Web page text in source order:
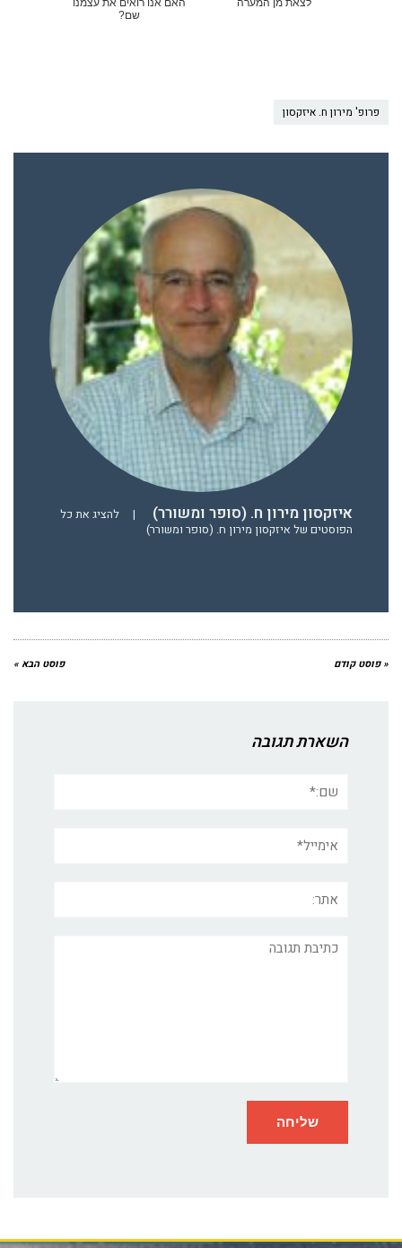
לצאת מן המערה
האם אנו רואים את עצמנו
שם?
פרופ' מירון ח. איזקסון
איזקסון מירון ח. (סופר ומשורר) |
להציג את כל
הפוסטים של איזקסון מירון ח. (סופר ומשורר)
« פוסט קודם פוסט הבא »
השארת תגובה
תגובה